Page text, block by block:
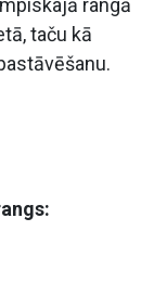
rangā
taču kā